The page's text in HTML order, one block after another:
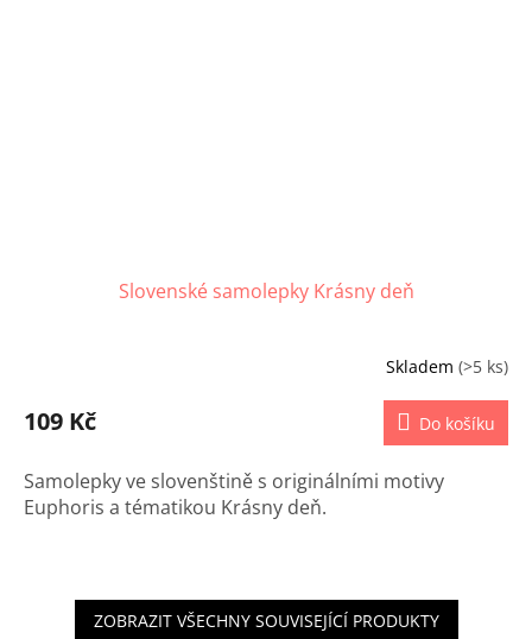
Slovenské samolepky Krásny deň
Skladem (>5 ks)
109 Kč Do košíku
Samolepky ve slovenštině s originálními motivy
Euphoris a tématikou Krásny deň.
ZOBRAZIT VŠECHNY SOUVISEJÍCÍ PRODUKTY